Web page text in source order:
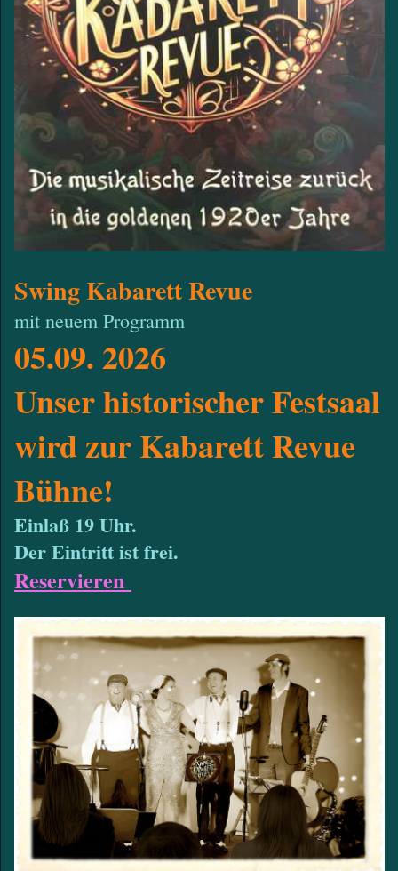
Swing Kabarett Revue
mit neuem Programm
05.09. 2026
Unser historischer Festsaal
wird zur Kabarett Revue
Bühne!
Einlaß 19 Uhr.
Der Eintritt ist frei.
Reservieren